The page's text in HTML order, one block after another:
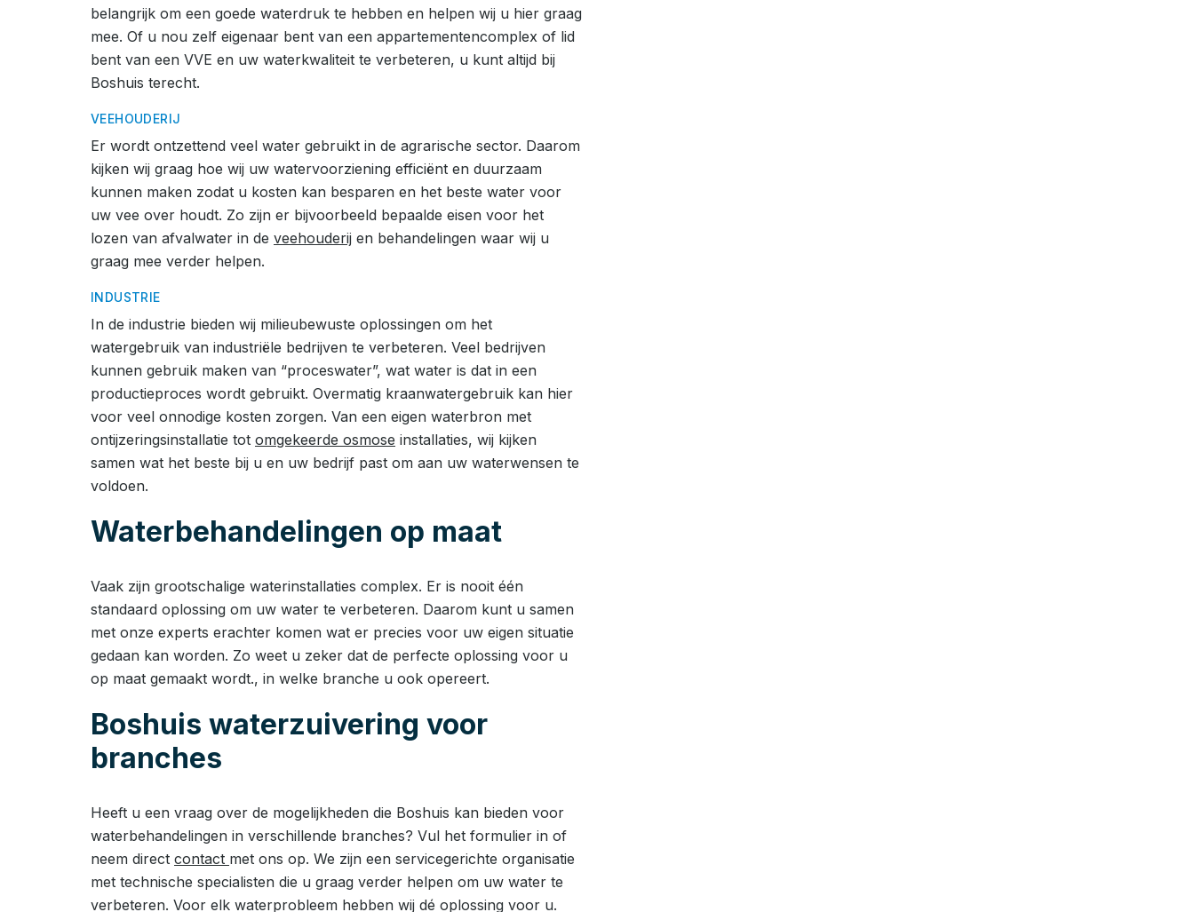
belangrijk om een goede waterdruk te hebben en helpen wij u hier graag
mee. Of u nou zelf eigenaar bent van een appartementencomplex of lid
bent van een VVE en uw waterkwaliteit te verbeteren, u kunt altijd bij
Boshuis terecht.
VEEHOUDERIJ
Er wordt ontzettend veel water gebruikt in de agrarische sector. Daarom
kijken wij graag hoe wij uw watervoorziening efficiënt en duurzaam
kunnen maken zodat u kosten kan besparen en het beste water voor
uw vee over houdt. Zo zijn er bijvoorbeeld bepaalde eisen voor het
lozen van afvalwater in de veehouderij en behandelingen waar wij u
graag mee verder helpen.
INDUSTRIE
In de industrie bieden wij milieubewuste oplossingen om het
watergebruik van industriële bedrijven te verbeteren. Veel bedrijven
kunnen gebruik maken van “proceswater”, wat water is dat in een
productieproces wordt gebruikt. Overmatig kraanwatergebruik kan hier
voor veel onnodige kosten zorgen. Van een eigen waterbron met
ontijzeringsinstallatie tot omgekeerde osmose installaties, wij kijken
samen wat het beste bij u en uw bedrijf past om aan uw waterwensen te
voldoen.
Waterbehandelingen op maat
Vaak zijn grootschalige waterinstallaties complex. Er is nooit één
standaard oplossing om uw water te verbeteren. Daarom kunt u samen
met onze experts erachter komen wat er precies voor uw eigen situatie
gedaan kan worden. Zo weet u zeker dat de perfecte oplossing voor u
op maat gemaakt wordt., in welke branche u ook opereert.
Boshuis waterzuivering voor
branches
Heeft u een vraag over de mogelijkheden die Boshuis kan bieden voor
waterbehandelingen in verschillende branches? Vul het formulier in of
neem direct contact met ons op. We zijn een servicegerichte organisatie
met technische specialisten die u graag verder helpen om uw water te
verbeteren. Voor elk waterprobleem hebben wij dé oplossing voor u.